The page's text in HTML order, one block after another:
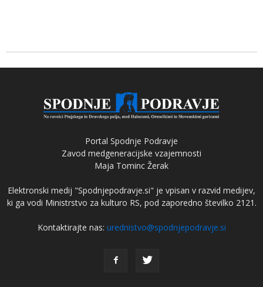
Portal Spodnje Podravje
Zavod medgeneracijske vzajemnosti
Maja Tominc Žerak
Elektronski medij "Spodnjepodravje.si" je vpisan v razvid medijev,
ki ga vodi Ministrstvo za kulturo RS, pod zaporedno številko 2121.
Kontaktirajte nas: urednistvo@spodnjepodravje.si